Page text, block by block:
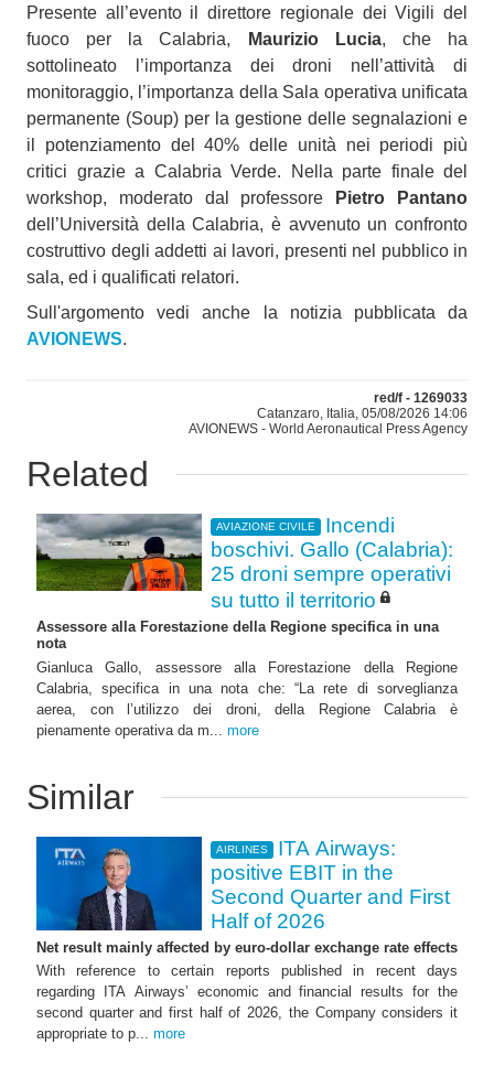
Presente all’evento il direttore regionale dei Vigili del
fuoco per la Calabria,
Maurizio Lucia, che ha
sottolineato l’importanza dei droni nell’attività di
monitoraggio, l’importanza della Sala operativa unificata
permanente (Soup) per la gestione delle segnalazioni e
il potenziamento del 40% delle unità nei periodi più
critici grazie a Calabria Verde. Nella parte finale del
workshop, moderato dal professore
Pietro Pantano
dell’Università della Calabria, è avvenuto un confronto
costruttivo degli addetti ai lavori, presenti nel pubblico in
sala, ed i qualificati relatori.
Sull'argomento vedi anche la notizia pubblicata da
AVIONEWS.
red/f - 1269033
Catanzaro, Italia, 05/08/2026 14:06
AVIONEWS - World Aeronautical Press Agency
Related
AVIAZIONE CIVILE
Incendi
boschivi. Gallo (Calabria):
25 droni sempre operativi
su tutto il territorio
Assessore alla Forestazione della Regione specifica in una
nota
Gianluca Gallo, assessore alla Forestazione della Regione
Calabria, specifica in una nota che: “La rete di sorveglianza
aerea, con l’utilizzo dei droni, della Regione Calabria è
pienamente operativa da m... more
Similar
AIRLINES
ITA Airways:
positive EBIT in the
Second Quarter and First
Half of 2026
Net result mainly affected by euro-dollar exchange rate effects
With reference to certain reports published in recent days
regarding ITA Airways’ economic and financial results for the
second quarter and first half of 2026, the Company considers it
appropriate to p... more